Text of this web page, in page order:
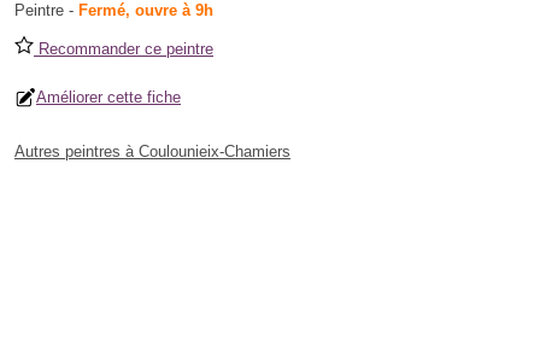
Peintre - Fermé, ouvre à 9h
Recommander ce peintre
Améliorer cette fiche
Autres peintres à Coulounieix-Chamiers